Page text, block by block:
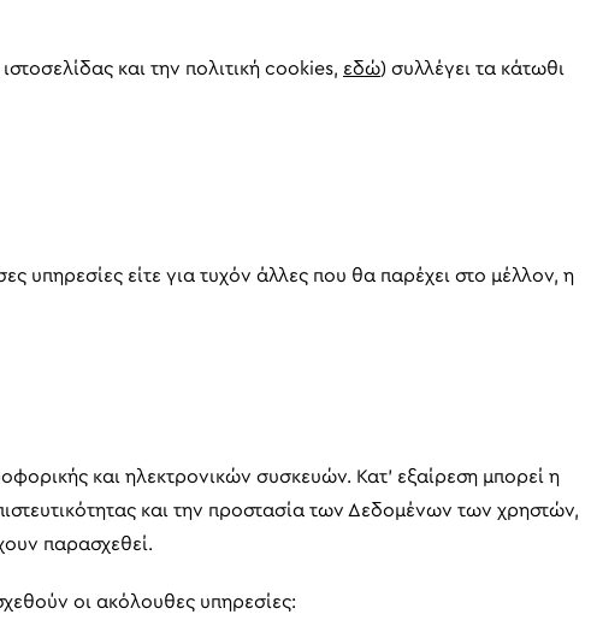
και την πολιτική cookies, εδώ) συλλέγει τα κάτωθι
υπηρεσίες είτε για τυχόν άλλες που θα παρέχει στο μέλλον, η
και ηλεκτρονικών συσκευών. Κατ’ εξαίρεση μπορεί η
και την προστασία των Δεδομένων των χρηστών,
παρασχεθεί.
οι ακόλουθες υπηρεσίες: